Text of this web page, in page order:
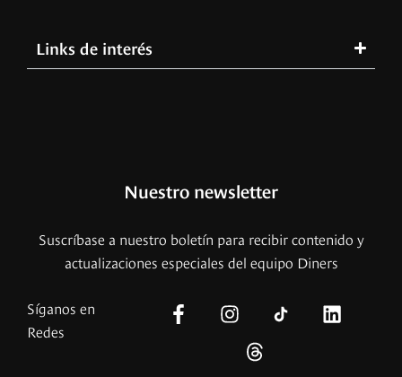
Links de interés
Nuestro newsletter
Suscríbase a nuestro boletín para recibir contenido y
actualizaciones especiales del equipo Diners
Síganos en
Redes